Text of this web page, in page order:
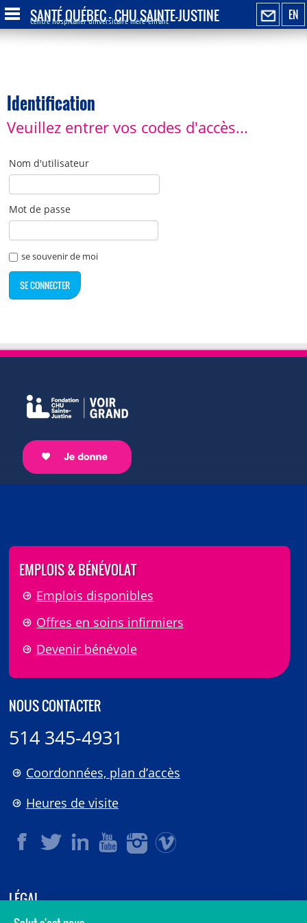
EN
SANTÉ QUÉBEC - CHU SAINTE-JUSTINE
Centre hospitalier universitaire mère-enfant
Identification
Veuillez entrer vos codes d'accès...
EMPLOIS & BÉNÉVOLAT
Emplois disponibles
Offres en soins infirmiers
Devenir bénévole
NOUS CONTACTER
514 345-4931
Coordonnées, plan d’accès
Heures de visite
LÉGAL